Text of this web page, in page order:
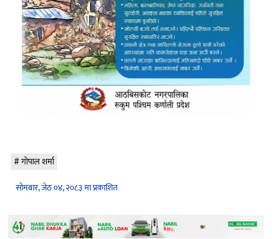
गोपाल शर्मा
सोमबार, जेठ ०४, २०८३ मा प्रकाशित